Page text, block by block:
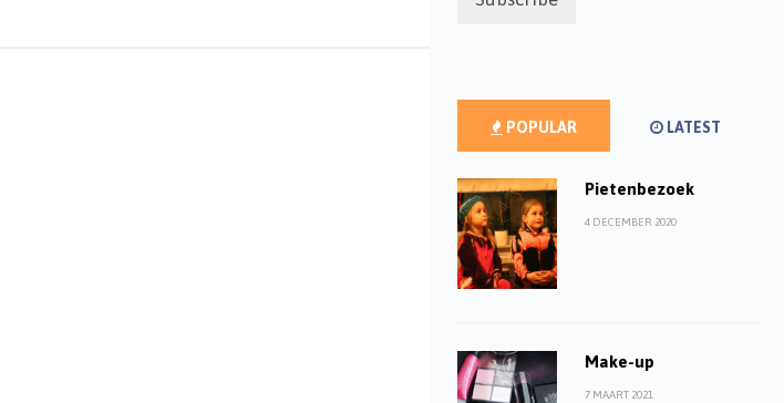
POPULAR LATEST
Pietenbezoek
4 DECEMBER 2020
Make-up
7 MAART 2021